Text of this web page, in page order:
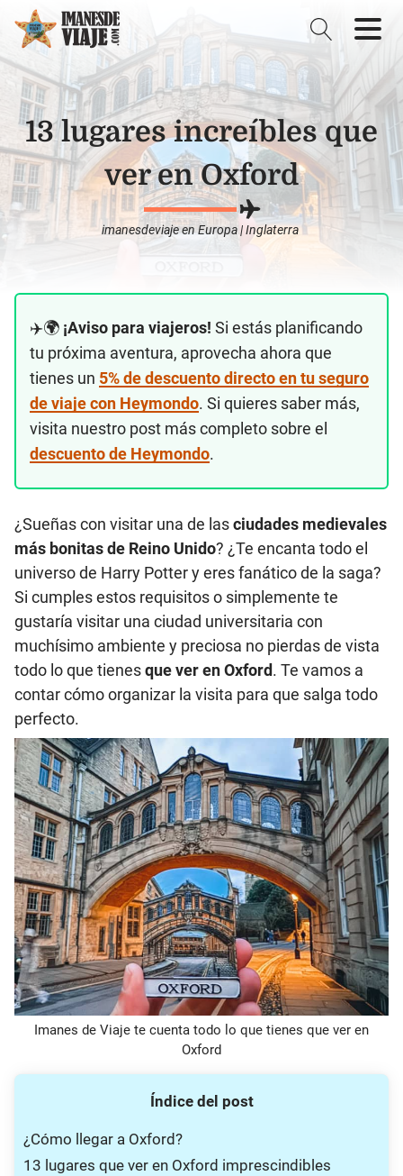
13 lugares increíbles que
ver en Oxford
imanesdeviajeen Europa|Inglaterra
✈️🌍 ¡Aviso para viajeros! Si estás planificando
tu próxima aventura, aprovecha ahora que
tienes un 5% de descuento directo en tu seguro
de viaje con Heymondo. Si quieres saber más,
visita nuestro post más completo sobre el
descuento de Heymondo.
¿Sueñas con visitar una de lasciudades medievales
más bonitas de Reino Unido? ¿Te encanta todo el
universo de Harry Potter y eres fanático de la saga?
Si cumples estos requisitos o simplemente te
gustaría visitar una ciudad universitaria con
muchísimo ambiente y preciosa no pierdas de vista
todo lo que tienesque ver en Oxford. Te vamos a
contar cómo organizar la visita para que salga todo
perfecto.
Imanes de Viaje te cuenta todo lo que tienes que ver en
Oxford
Índice del post
¿Cómo llegar a Oxford?
13 lugares que ver en Oxford imprescindibles